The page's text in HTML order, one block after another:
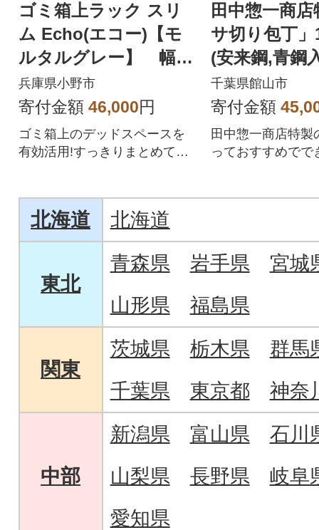
ゴミ箱上ラック スリ
ム Echo(エコー)【モ
ルタルグレー】 幅32
cm 1台
兵庫県小野市
寄付金額 46,000円
ゴミ箱上のデッドスペースを
有効活用!すっきりまとめて収
田中惣一商
サ切り包丁
(安来鋼,青鋼
千葉県館山市
寄付金額
田中惣一商店特製
っておすすめでで
北海道 北海道
東北
青森県 岩手県
宮城
山形県
福島県
関東
茨城県 栃木県
群馬
千葉県
東京都 神奈
中部
新潟県 富山県
石川
山梨県
長野県
岐阜
愛知県